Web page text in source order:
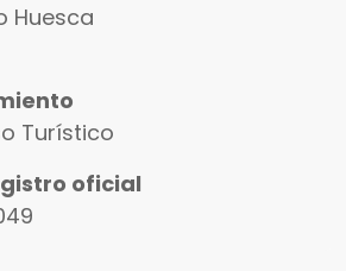
Huesca
Turístico
oficial